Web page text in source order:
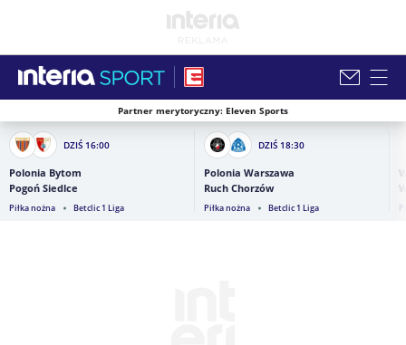
Zamknij i przejdź na stronę główną INTERIA
Partner merytoryczny: Eleven Sports
DZIŚ 16:00
Polonia Bytom
Pogoń Siedlce
Piłka nożna Betclic 1 Liga
DZIŚ 18:30
Polonia Warszawa
Ruch Chorzów
Piłka nożna Betclic 1 Liga